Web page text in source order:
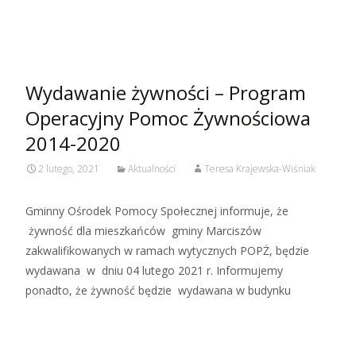
Wydawanie żywności – Program
Operacyjny Pomoc Żywnościowa
2014-2020
2 lutego, 2021 Aktualności Teresa Krajewska-Wiśniak
Gminny Ośrodek Pomocy Społecznej informuje, że
żywność dla mieszkańców gminy Marciszów
zakwalifikowanych w ramach wytycznych POPŻ, będzie
wydawana w dniu 04 lutego 2021 r. Informujemy
ponadto, że żywność będzie wydawana w budynku